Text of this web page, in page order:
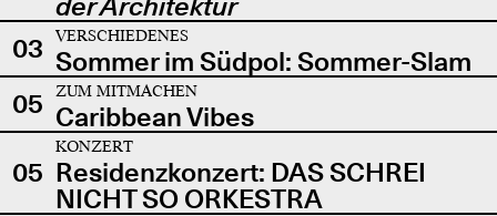
03
VERSCHIEDENES
Sommer im Südpol: Sommer-Slam
05
ZUM MITMACHEN
Caribbean Vibes
05
KONZERT
Residenzkonzert: DAS SCHREI
NICHT SO ORKESTRA